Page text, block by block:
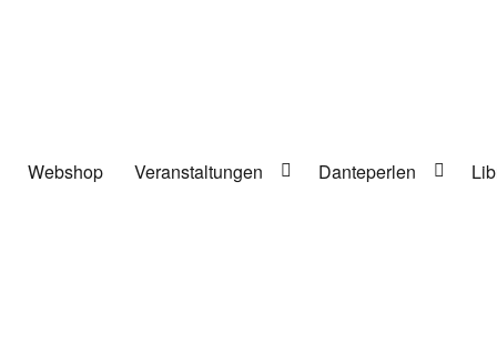
Webshop Veranstaltungen Danteperlen